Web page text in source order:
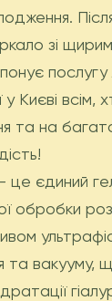
зі
послугу
у Києві
та на
це єдиний
обробки
та вакууму,